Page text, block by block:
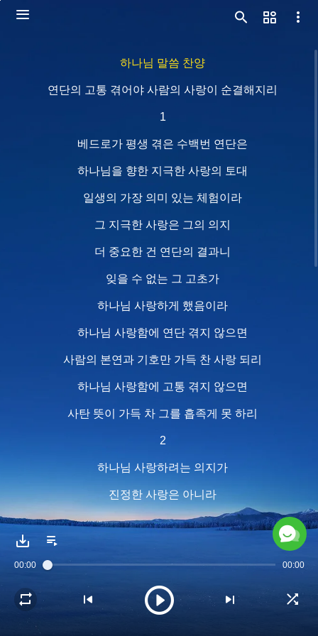
하나님 말씀 찬양
연단의 고통 겪어야 사람의 사랑이 순결해지리
1
베드로가 평생 겪은 수백번 연단은
하나님을 향한 지극한 사랑의 토대
일생의 가장 의미 있는 체험이라
그 지극한 사랑은 그의 의지
더 중요한 건 연단의 결과니
잊을 수 없는 그 고초가
하나님 사랑하게 했음이라
하나님 사랑함에 연단 겪지 않으면
사람의 본연과 기호만 가득 찬 사랑 되리
하나님 사랑함에 고통 겪지 않으면
사탄 뜻이 가득 차 그를 흡족게 못 하리
2
하나님 사랑하려는 의지가
진정한 사랑은 아니라
사람의 뜻 없이 그만을 위해도
모든 진리를 깨달아도
00:00 00:00